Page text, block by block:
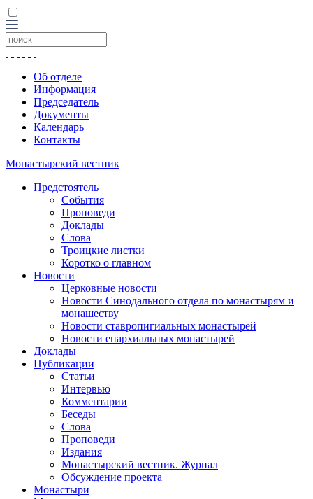
Об отделе
Информация
Председатель
Документы
Календарь
Контакты
Монастырский вестник
Предстоятель
События
Проповеди
Доклады
Слова
Троицкие листки
Коротко о главном
Новости
Церковные новости
Новости Синодального отдела по монастырям и
монашеству
Новости ставропигиальных монастырей
Новости епархиальных монастырей
Доклады
Публикации
Статьи
Интервью
Комментарии
Беседы
Слова
Проповеди
Издания
Монастырский вестник. Журнал
Обсуждение проекта
Монастыри